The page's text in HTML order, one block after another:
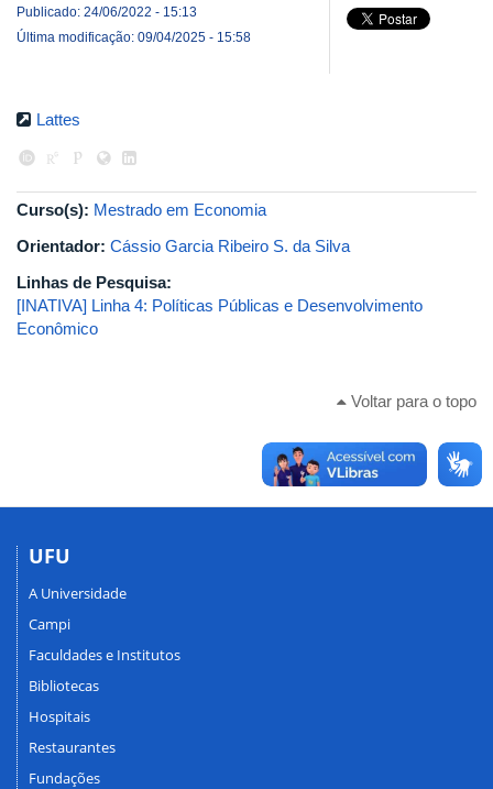
Publicado: 24/06/2022 - 15:13
Última modificação: 09/04/2025 - 15:58
Lattes
Curso(s): Mestrado em Economia
Orientador: Cássio Garcia Ribeiro S. da Silva
Linhas de Pesquisa:
[INATIVA] Linha 4: Políticas Públicas e Desenvolvimento
Econômico
Voltar para o topo
UFU
A Universidade
Campi
Faculdades e Institutos
Bibliotecas
Hospitais
Restaurantes
Fundações